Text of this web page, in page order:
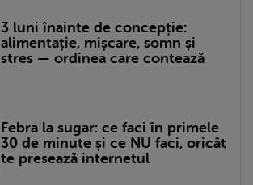
3 luni înainte de concepție:
alimentație, mișcare, somn și
stres — ordinea care contează
Febra la sugar: ce faci în primele
30 de minute și ce NU faci, oricât
te presează internetul